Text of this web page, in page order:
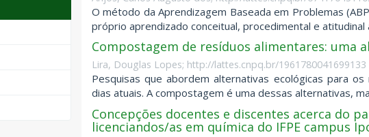
O método da Aprendizagem Baseada em Problemas
próprio aprendizado conceitual, procedimental e
Compostagem de resíduos alimentares: uma
Lira, Douglas Lopes; http://lattes.cnpq.br/1961780041699133
Pesquisas que abordem alternativas ecológicas para
dias atuais. A compostagem é uma dessas alternativas,
Concepções docentes e discentes acerca do
licenciandos/as em química do IFPE campus